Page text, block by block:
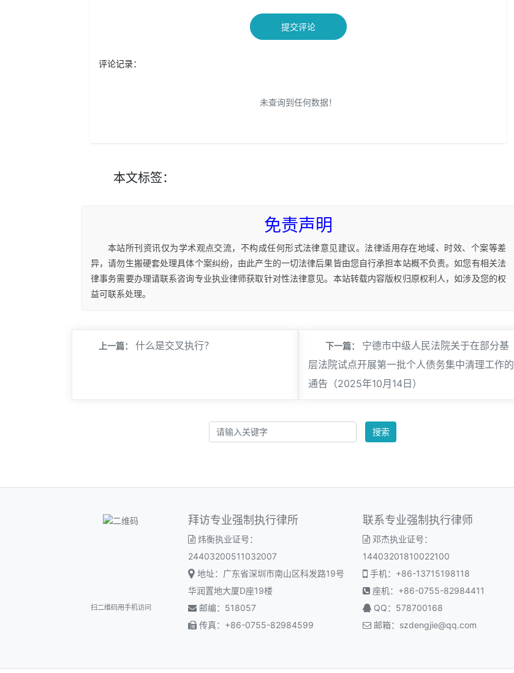
提交评论
评论记录：
未查询到任何数据！
本文标签：
免责声明
本站所刊资讯仅为学术观点交流，不构成任何形式法律意见建议。法律适用存在地域、时效、个案等差
异，请勿生搬硬套处理具体个案纠纷，由此产生的一切法律后果皆由您自行承担本站概不负责。如您有相关法
律事务需要办理请联系咨询专业执业律师获取针对性法律意见。本站转载内容版权归原权利人，如涉及您的权
益可联系处理。
上一篇： 什么是交叉执行？ 下一篇：
宁德市中级人民法院关于在部分基
层法院试点开展第一批个人债务集中清理工作的
通告（2025年10月14日）
搜索
扫二维码用手机访问
拜访专业强制执行律所
炜衡执业证号：
24403200511032007
地址：广东省深圳市南山区科发路19号
华润置地大厦D座19楼
邮编：518057
传真：+86-0755-82984599
联系专业强制执行律师
邓杰执业证号：
14403201810022100
手机：+86-13715198118
座机：+86-0755-82984411
QQ：578700168
邮箱： szdengjie@qq.com